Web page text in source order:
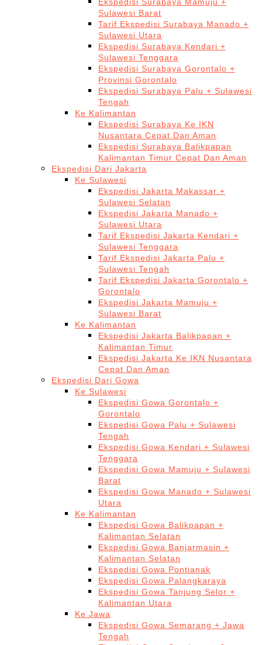
Sulawesi Barat
Tarif Ekspedisi Surabaya Manado +
Sulawesi Utara
Ekspedisi Surabaya Kendari +
Sulawesi Tenggara
Ekspedisi Surabaya Gorontalo +
Provinsi Gorontalo
Ekspedisi Surabaya Palu + Sulawesi
Tengah
Ke Kalimantan
Ekspedisi Surabaya Ke IKN
Nusantara Cepat Dan Aman
Ekspedisi Surabaya Balikpapan
Kalimantan Timur Cepat Dan Aman
Ekspedisi Dari Jakarta
Ke Sulawesi
Ekspedisi Jakarta Makassar +
Sulawesi Selatan
Ekspedisi Jakarta Manado +
Sulawesi Utara
Tarif Ekspedisi Jakarta Kendari +
Sulawesi Tenggara
Tarif Ekspedisi Jakarta Palu +
Sulawesi Tengah
Tarif Ekspedisi Jakarta Gorontalo +
Gorontalo
Ekspedisi Jakarta Mamuju +
Sulawesi Barat
Ke Kalimantan
Ekspedisi Jakarta Balikpapan +
Kalimantan Timur
Ekspedisi Jakarta Ke IKN Nusantara
Cepat Dan Aman
Ekspedisi Dari Gowa
Ke Sulawesi
Ekspedisi Gowa Gorontalo +
Gorontalo
Ekspedisi Gowa Palu + Sulawesi
Tengah
Ekspedisi Gowa Kendari + Sulawesi
Tenggara
Ekspedisi Gowa Mamuju + Sulawesi
Barat
Ekspedisi Gowa Manado + Sulawesi
Utara
Ke Kalimantan
Ekspedisi Gowa Balikpapan +
Kalimantan Selatan
Ekspedisi Gowa Banjarmasin +
Kalimantan Selatan
Ekspedisi Gowa Pontianak
Ekspedisi Gowa Palangkaraya
Ekspedisi Gowa Tanjung Selor +
Kalimantan Utara
Ke Jawa
Ekspedisi Gowa Semarang + Jawa
Tengah